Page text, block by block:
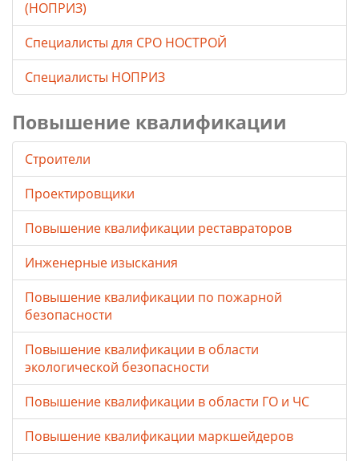
(НОПРИЗ)
Специалисты для СРО НОСТРОЙ
Специалисты НОПРИЗ
Повышение квалификации
Строители
Проектировщики
Повышение квалификации реставраторов
Инженерные изыскания
Повышение квалификации по пожарной
безопасности
Повышение квалификации в области
экологической безопасности
Повышение квалификации в области ГО и ЧС
Повышение квалификации маркшейдеров